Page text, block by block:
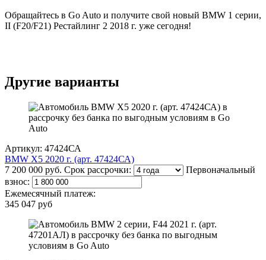
Обращайтесь в Go Auto и получите свой новый BMW 1 серии,
II (F20/F21) Рестайлинг 2 2018 г. уже сегодня!
Другие варианты
Артикул: 47424СА
BMW X5 2020 г. (арт. 47424СА)
7 200 000 руб. Срок рассрочки:
Первоначальный
взнос:
Ежемесячный платеж:
345 047 руб